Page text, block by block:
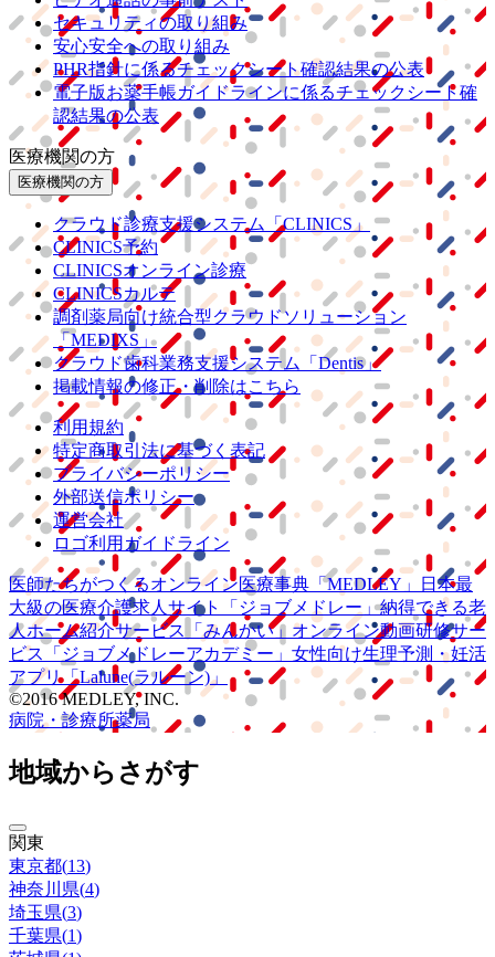
セキュリティの取り組み
安心安全への取り組み
PHR指針に係るチェックシート確認結果の公表
電子版お薬手帳ガイドラインに係るチェックシート確
認結果の公表
医療機関の方
医療機関の方
クラウド診療支援システム
「CLINICS」
CLINICS予約
CLINICSオンライン診療
CLINICSカルテ
調剤薬局向け統合型クラウドソリューション
「MEDIXS」
クラウド歯科業務支援システム
「Dentis」
掲載情報の修正・削除はこちら
利用規約
特定商取引法に基づく表記
プライバシーポリシー
外部送信ポリシー
運営会社
ロゴ利用ガイドライン
医師たちがつくるオンライン医療事典 「MEDLEY」
日本最
大級の医療介護求人サイト 「ジョブメドレー」納得できる老
人ホーム紹介サービス
「みんかい」 オンライン動画研修サー
ビス
「ジョブメドレーアカデミー」 女性向け生理予測・妊活
アプリ「Lalune(ラルーン)」
©2016 MEDLEY, INC.
病院・診療所薬局
地域からさがす
関東
東京都(13)
神奈川県(4)
埼玉県(3)
千葉県(1)